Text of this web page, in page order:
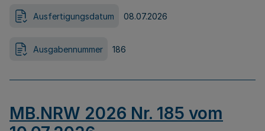
Ausfertigungsdatum 08.07.2026
Ausgabennummer 186
MB.NRW 2026 Nr. 185 vom